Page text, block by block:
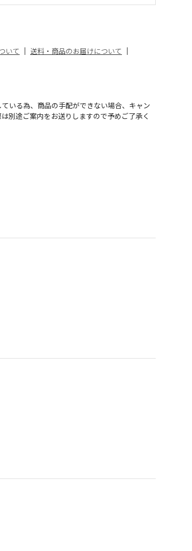
いて
送料・商品のお届けについて
いる為、商品の手配ができない場合、キャン
別途ご案内をお送りしますので予めご了承く